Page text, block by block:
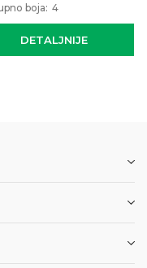
DETALJNIJE
boja: 4